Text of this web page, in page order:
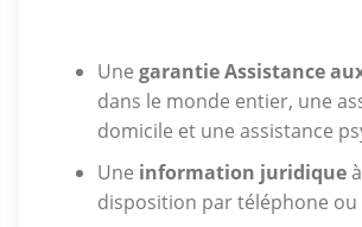
Une garantie Assistance
dans le monde entier, une
domicile et une assistance
Une information juridique
disposition par téléphone